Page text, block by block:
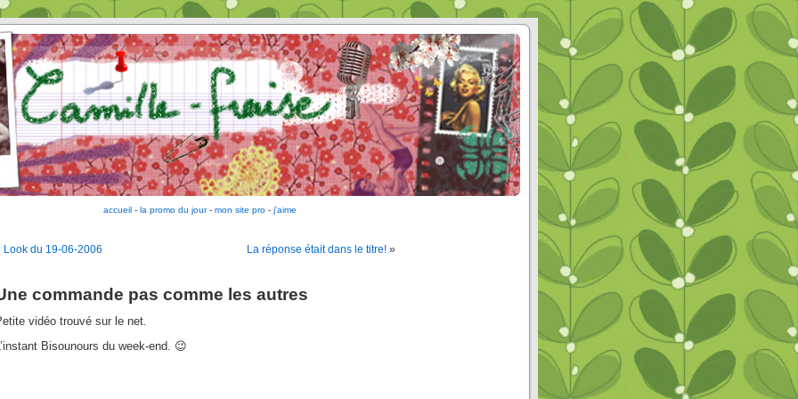
accueil- la promo du jour- mon site pro- j'aime
Look du 19-06-2006 La réponse était dans le titre! »
commande pas comme les autres
vidéo trouvé sur le net.
Bisounours du week-end. 😉